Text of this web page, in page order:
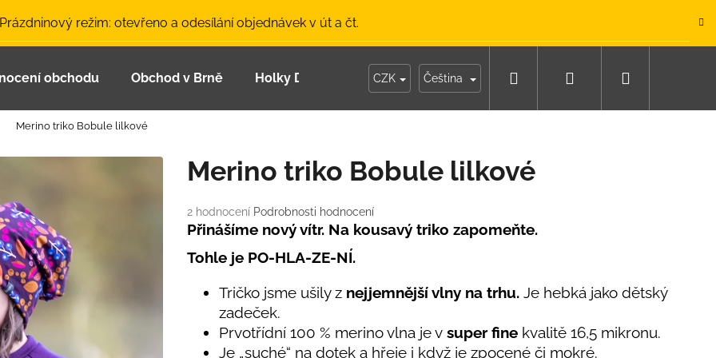
režim: otevřeno a odesílání objednávek v út a čt.
obchodu Obchod v Brně Holky Dupeťačky Moje objednávka
CZK Čeština Hledat Přihlášení
Merino triko Bobule lilkové
Průměrné
hodnocení
je
hvězdiček.
2 hodnocení Podrobnosti hodnocení
Merino triko Bobule lilkové
Přinášíme nový vítr. Na kousavý triko zapomeňte.
Tohle je PO-HLA-ZE-NÍ.
Tričko jsme ušily z nejjemnější vlny na trhu. Je hebká jako dětský
zadeček.
Prvotřídní 100 % merino vlna je v super fine kvalitě 16,5 mikronu.
Je „suché“ na dotek a hřeje i když je zpocené či mokré.
Co potřebujete najít?
ČEPICE UV 30 SVĚTLE MODRÁ
BAMBUSOVÉ TRIKO NÁMOŘNICKÉ